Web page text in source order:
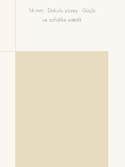
14 mm · Dokulu yüzey · Güçlü
ve sofistike estetik